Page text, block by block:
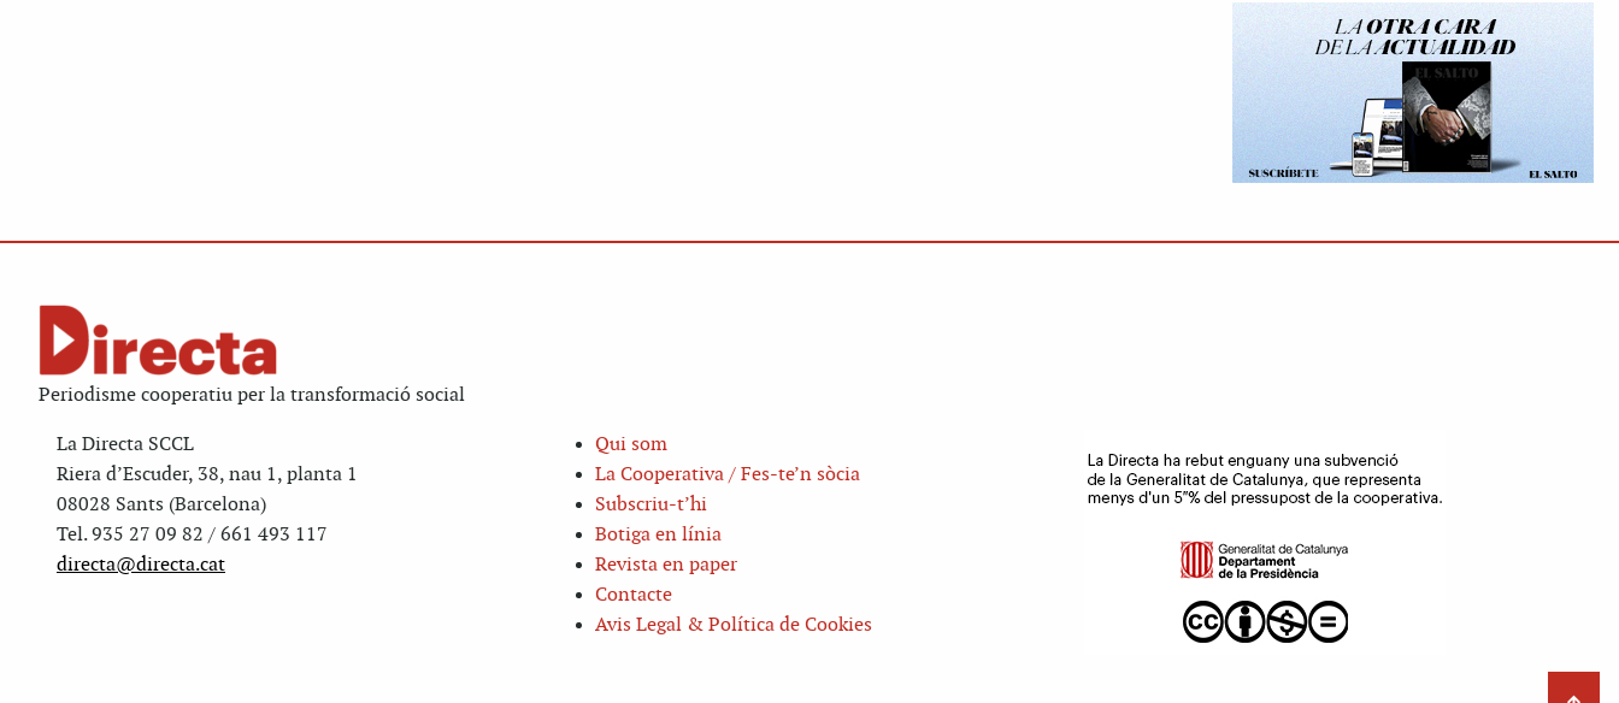
Periodisme cooperatiu per la transformació social
La Directa SCCL
Riera d’Escuder, 38, nau 1, planta 1
08028 Sants (Barcelona)
Tel. 935 27 09 82 / 661 493 117
directa@directa.cat
Qui som
La Cooperativa / Fes-te’n sòcia
Subscriu-t’hi
Botiga en línia
Revista en paper
Contacte
Avis Legal & Política de Cookies